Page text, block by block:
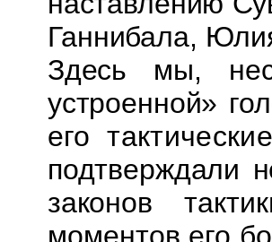
Ганнибала,
Здесь мы,
устроенной»
его
подтверждали
законов